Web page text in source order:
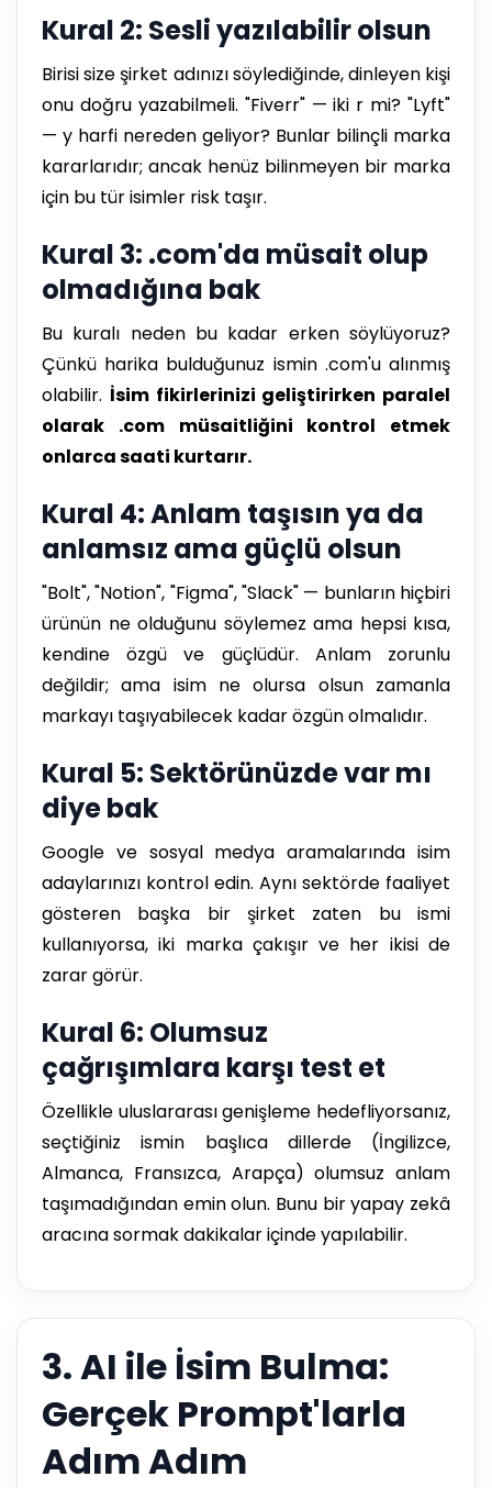
Kural 2: Sesli yazılabilir olsun
Birisi size şirket adınızı söylediğinde, dinleyen kişi
onu doğru yazabilmeli. "Fiverr" — iki r mi? "Lyft"
— y harfi nereden geliyor? Bunlar bilinçli marka
kararlarıdır; ancak henüz bilinmeyen bir marka
için bu tür isimler risk taşır.
Kural 3: .com'da müsait olup
olmadığına bak
Bu kuralı neden bu kadar erken söylüyoruz?
Çünkü harika bulduğunuz ismin .com'u alınmış
olabilir. İsim fikirlerinizi geliştirirken paralel
olarak .com müsaitliğini kontrol etmek
onlarca saati kurtarır.
Kural 4: Anlam taşısın ya da
anlamsız ama güçlü olsun
"Bolt", "Notion", "Figma", "Slack" — bunların hiçbiri
ürünün ne olduğunu söylemez ama hepsi kısa,
kendine özgü ve güçlüdür. Anlam zorunlu
değildir; ama isim ne olursa olsun zamanla
markayı taşıyabilecek kadar özgün olmalıdır.
Kural 5: Sektörünüzde var mı
diye bak
Google ve sosyal medya aramalarında isim
adaylarınızı kontrol edin. Aynı sektörde faaliyet
gösteren başka bir şirket zaten bu ismi
kullanıyorsa, iki marka çakışır ve her ikisi de
zarar görür.
Kural 6: Olumsuz
çağrışımlara karşı test et
Özellikle uluslararası genişleme hedefliyorsanız,
seçtiğiniz ismin başlıca dillerde (İngilizce,
Almanca, Fransızca, Arapça) olumsuz anlam
taşımadığından emin olun. Bunu bir yapay zekâ
aracına sormak dakikalar içinde yapılabilir.
3. AI ile İsim Bulma:
Gerçek Prompt'larla
Adım Adım